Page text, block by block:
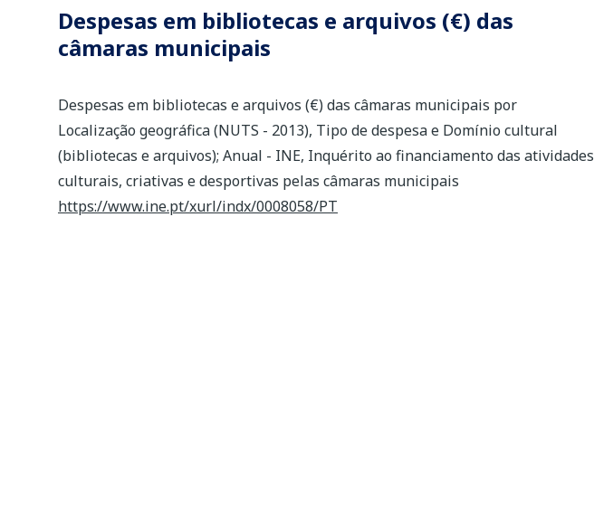
Despesas em bibliotecas e arquivos (€) das
câmaras municipais
Despesas em bibliotecas e arquivos (€) das câmaras municipais por
Localização geográfica (NUTS - 2013), Tipo de despesa e Domínio cultural
(bibliotecas e arquivos); Anual - INE, Inquérito ao financiamento das atividades
culturais, criativas e desportivas pelas câmaras municipais
https://www.ine.pt/xurl/indx/0008058/PT